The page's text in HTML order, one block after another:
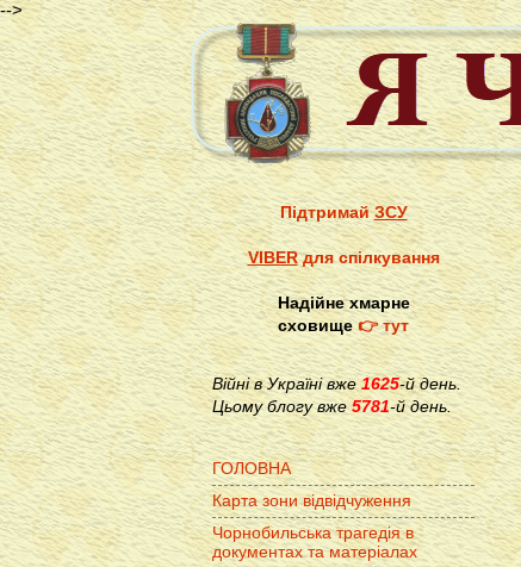
-->
ПідтримайЗСУ
VIBERдля спілкування
Надійне хмарне
сховище👉 тут
Війні в Україні вже1625-й день.
Цьому блогу вже 5781-й день.
ГОЛОВНА
Карта зони відвідчуження
Чорнобильська трагедія в
документах та матеріалах